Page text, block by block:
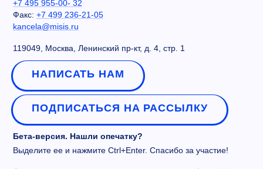
+7 495 955-00- 32
Факс: +7 499 236-21-05
kancela@misis.ru
119049, Москва, Ленинский пр-кт, д. 4, стр. 1
НАПИСАТЬ НАМ
ПОДПИСАТЬСЯ НА РАССЫЛКУ
Бета-версия. Нашли опечатку?
Выделите ее и нажмите Ctrl+Enter. Спасибо за участие!